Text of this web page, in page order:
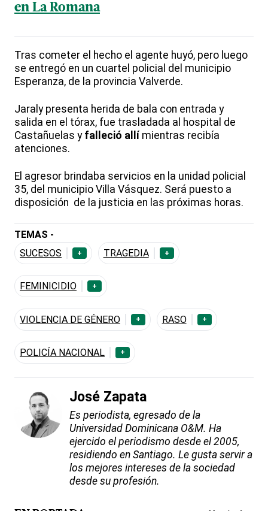
en La Romana
Tras cometer el hecho el agente huyó, pero luego
se entregó en un cuartel policial del municipio
Esperanza, de la provincia Valverde.
Jaraly presenta herida de bala con entrada y
salida en el tórax, fue trasladada al hospital de
Castañuelas yfalleció allímientras recibía
atenciones.
El agresor brindaba servicios en la unidad policial
35, del municipio Villa Vásquez. Será puesto a
disposición de la justicia en las próximas horas.
TEMAS -
SUCESOS
+ TRAGEDIA +
FEMINICIDIO +
VIOLENCIA DE GÉNERO + RASO +
POLICÍA NACIONAL +
José Zapata
Es periodista, egresado de la
Universidad Dominicana O&M. Ha
ejercido el periodismo desde el 2005,
residiendo en Santiago. Le gusta servir a
los mejores intereses de la sociedad
desde su profesión.